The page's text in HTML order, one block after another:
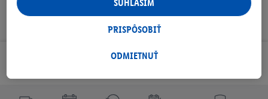
Odoberaj Newsletter!
ste účastníkom programu Lidl Plus, na tieto účely sa spracúvajú
aj údaje z vášho nákupného správania v obchode.
následne si vytvoríte účet Lidl Plus alebo sa prihlásite do svojho
ODMIETNUŤ
PRISPÔSOBIŤ
SÚHLASÍM